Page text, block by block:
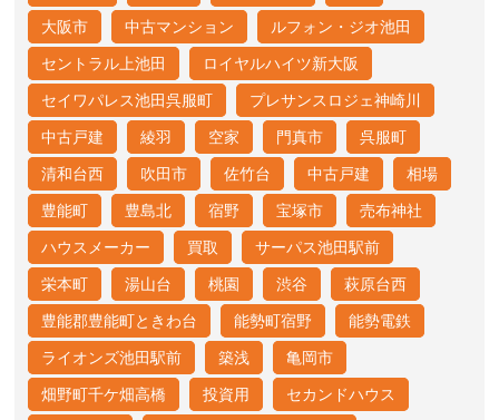
大阪市 中古マンション ルフォン・ジオ池田
セントラル上池田 ロイヤルハイツ新大阪
セイワパレス池田呉服町 プレサンスロジェ神崎川
中古戸建 綾羽 空家 門真市 呉服町
清和台西 吹田市 佐竹台 中古戸建 相場
豊能町 豊島北 宿野 宝塚市 売布神社
ハウスメーカー 買取 サーパス池田駅前
栄本町 湯山台 桃園 渋谷 萩原台西
豊能郡豊能町ときわ台 能勢町宿野 能勢電鉄
ライオンズ池田駅前 築浅 亀岡市
畑野町千ケ畑高橋 投資用 セカンドハウス